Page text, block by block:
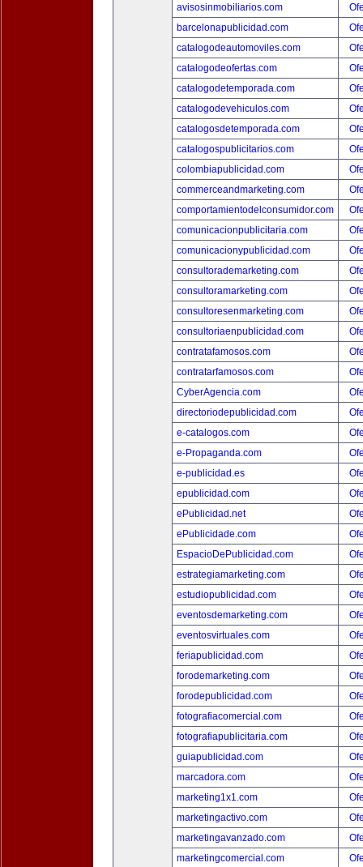
avisosinmobiliarios.com
barcelonapublicidad.com
catalogodeautomoviles.com
catalogodeofertas.com
catalogodetemporada.com
catalogodevehiculos.com
catalogosdetemporada.com
catalogospublicitarios.com
colombiapublicidad.com
commerceandmarketing.com
comportamientodelconsumidor.com
comunicacionpublicitaria.com
comunicacionypublicidad.com
consultorademarketing.com
consultoramarketing.com
consultoresenmarketing.com
consultoriaenpublicidad.com
contratafamosos.com
contratarfamosos.com
CyberAgencia.com
directoriodepublicidad.com
e-catalogos.com
e-Propaganda.com
e-publicidad.es
epublicidad.com
ePublicidad.net
ePublicidade.com
EspacioDePublicidad.com
estrategiamarketing.com
estudiopublicidad.com
eventosdemarketing.com
eventosvirtuales.com
feriapublicidad.com
forodemarketing.com
forodepublicidad.com
fotografiacomercial.com
fotografiapublicitaria.com
guiapublicidad.com
marcadora.com
marketing1x1.com
marketingactivo.com
marketingavanzado.com
marketingcomercial.com